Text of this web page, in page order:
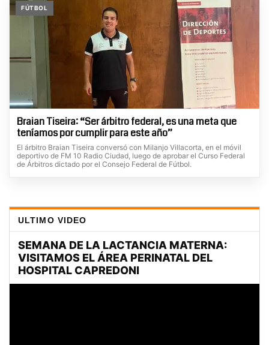
FÚTBOL
Braian Tiseira: “Ser árbitro federal, es una meta que
teníamos por cumplir para este año”
El árbitro Braian Tiseira conversó con Milanjo Villacorta, en el móvil
deportivo de FM 10 Radio Ciudad, luego de aprobar el Curso Federal
de Árbitros dictado por el Consejo Federal de Fútbol.
ULTIMO VIDEO